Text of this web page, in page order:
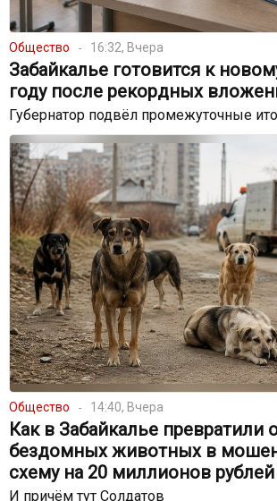
Общество 16:32, Вчера
Забайкалье готовится к
году после рекордных
Губернатор подвёл промежуточные
Общество 14:40, Вчера
Как в Забайкалье превратили
бездомных животных в
схему на 20 миллионов рублей
И причём тут Солдатов